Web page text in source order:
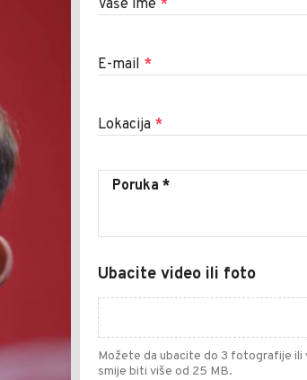
Vaše ime *
E-mail *
Lokacija *
Ubacite video ili foto
Možete da ubacite do 3 fotografije ili
smije biti više od 25 MB.